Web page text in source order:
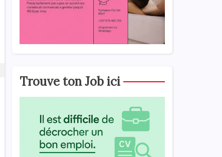
Trouve ton Job ici